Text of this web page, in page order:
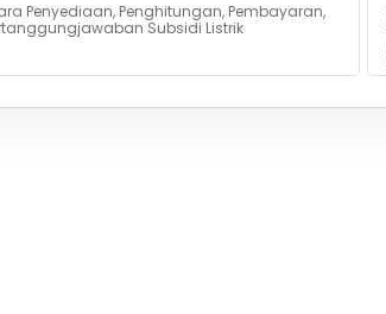
Penyediaan, Penghitungan, Pembayaran,
Subsidi Listrik